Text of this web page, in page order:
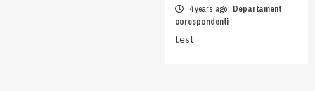
4 years ago Departament
corespondenti
test